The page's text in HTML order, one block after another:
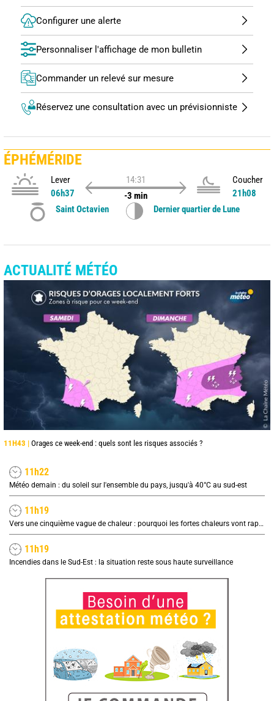
Configurer une alerte
Personnaliser l'affichage de mon bulletin
Commander un relevé sur mesure
Réservez une consultation avec un prévisionniste
ÉPHÉMÉRIDE
Lever
06h37
14:31
-3 min
Coucher
21h08
Saint Octavien
Dernier quartier de Lune
ACTUALITÉ MÉTÉO
11H43 | Orages ce week-end : quels sont les risques associés ?
11h22
Météo demain : du soleil sur l'ensemble du pays, jusqu'à 40°C au sud-est
11h19
Vers une cinquième vague de chaleur : pourquoi les fortes chaleurs vont rapidement revenir en France
11h19
Incendies dans le Sud-Est : la situation reste sous haute surveillance